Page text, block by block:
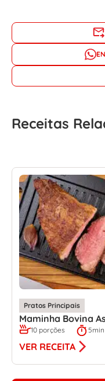
Receitas
Pratos Principais
Maminha Bovina
10 porções 5min
VER RECEITA